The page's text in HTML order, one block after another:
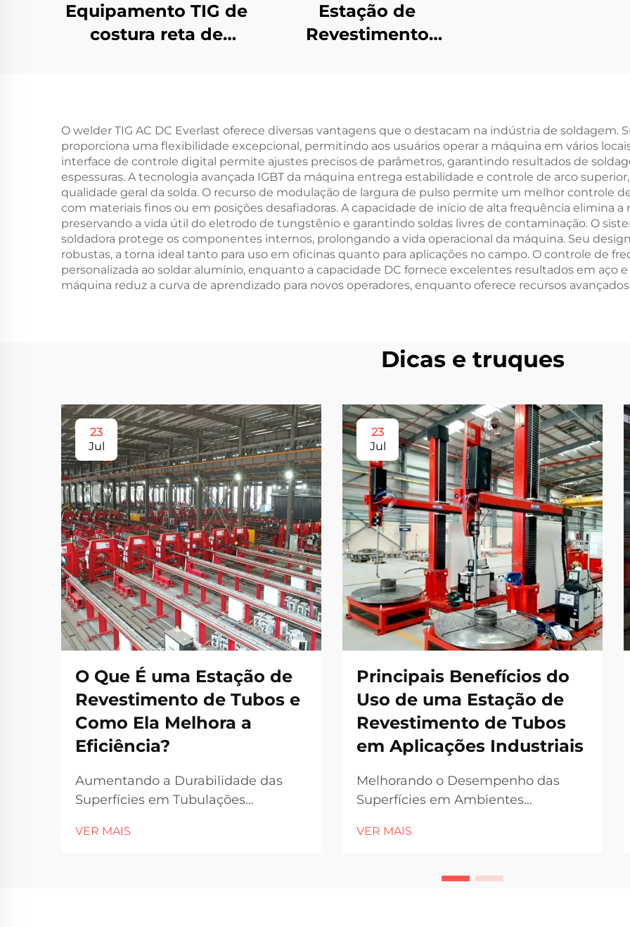
Equipamento TIG de
costura reta de
Estação de
Revestimento
O welder TIG AC DC Everlast oferece diversas vantagens que o destacam na indústria de
proporciona uma flexibilidade excepcional, permitindo aos usuários operar a máquina em vários
interface de controle digital permite ajustes precisos de parâmetros, garantindo resultados de
espessuras. A tecnologia avançada IGBT da máquina entrega estabilidade e controle de arco
qualidade geral da solda. O recurso de modulação de largura de pulso permite um melhor controle
com materiais finos ou em posições desafiadoras. A capacidade de início de alta frequência elimina a
preservando a vida útil do eletrodo de tungstênio e garantindo soldas livres de contaminação. O
soldadora protege os componentes internos, prolongando a vida operacional da máquina. Seu
robustas, a torna ideal tanto para uso em oficinas quanto para aplicações no campo. O controle de
personalizada ao soldar alumínio, enquanto a capacidade DC fornece excelentes resultados em aço
máquina reduz a curva de aprendizado para novos operadores, enquanto oferece recursos
Dicas e truques
23
Jul
O Que É uma Estação de
Revestimento de Tubos e
Como Ela Melhora a
Eficiência?
Aumentando a Durabilidade das
Superfícies em Tubulações
industriais atuais, os sistemas de
VER MAIS
23
Jul
Principais Benefícios do
Uso de uma Estação de
Revestimento de Tubos
em Aplicações Industriais
Melhorando o Desempenho das
Superfícies em Ambientes
prevalecem condições de corrosão,
integridade e durabilidade dos
VER MAIS